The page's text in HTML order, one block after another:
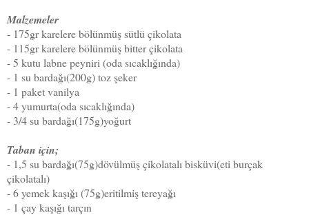
Malzemeler
- 175gr karelere bölünmüş sütlü çikolata
- 115gr karelere bölünmüş bitter çikolata
- 5 kutu labne peyniri (oda sıcaklığında)
- 1 su bardağı(200g) toz şeker
- 1 paket vanilya
- 4 yumurta(oda sıcaklığında)
- 3/4 su bardağı(175g)yoğurt
Taban için;
- 1,5 su bardağı(75g)dövülmüş çikolatalı bisküvi(eti burçak
çikolatalı)
- 6 yemek kaşığı (75g)eritilmiş tereyağı
- 1 çay kaşığı tarçın